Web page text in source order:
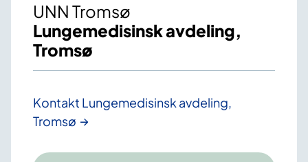
UNN Tromsø
Lungemedisinsk avdeling,
Tromsø
Kontakt Lungemedisinsk avdeling,
Tromsø